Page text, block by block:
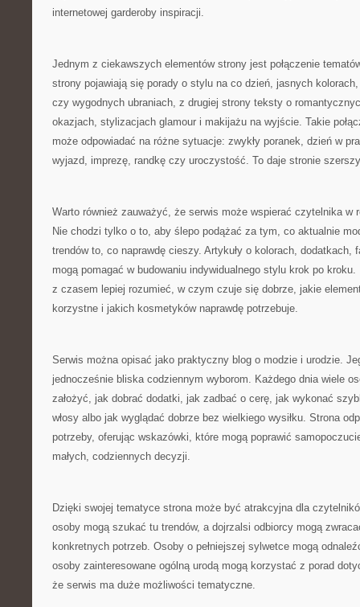
internetowej garderoby inspiracji.
Jednym z ciekawszych elementów strony jest połączenie
strony pojawiają się porady o stylu na co dzień, jasnych
czy wygodnych ubraniach, z drugiej strony teksty o
okazjach, stylizacjach glamour i makijażu na wyjście. Takie
może odpowiadać na różne sytuacje: zwykły poranek, dzień w
wyjazd, imprezę, randkę czy uroczystość. To daje stronie
Warto również zauważyć, że serwis może wspierać czytelnika w
Nie chodzi tylko o to, aby ślepo podążać za tym, co aktualnie
trendów to, co naprawdę cieszy. Artykuły o kolorach, dodatkach,
mogą pomagać w budowaniu indywidualnego stylu krok po
z czasem lepiej rozumieć, w czym czuje się dobrze, jakie
korzystne i jakich kosmetyków naprawdę potrzebuje.
Serwis można opisać jako praktyczny blog o modzie i urodzie.
jednocześnie bliska codziennym wyborom. Każdego dnia wiele
założyć, jak dobrać dodatki, jak zadbać o cerę, jak wykonać
włosy albo jak wyglądać dobrze bez wielkiego wysiłku. Strona
potrzeby, oferując wskazówki, które mogą poprawić
małych, codziennych decyzji.
Dzięki swojej tematyce strona może być atrakcyjna dla
osoby mogą szukać tu trendów, a dojrzalsi odbiorcy mogą
konkretnych potrzeb. Osoby o pełniejszej sylwetce mogą
osoby zainteresowane ogólną urodą mogą korzystać z porad
że serwis ma duże możliwości tematyczne.